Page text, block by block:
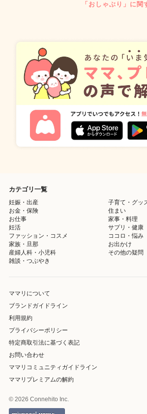
「おしゃぶり」に
カテゴリ一覧
妊娠・出産
子育て・グッ
お金・保険
住まい
お仕事
家事・料理
妊活
サプリ・健康
ファッション・コスメ
ココロ・悩み
家族・旦那
お出かけ
産婦人科・小児科
その他の疑問
雑談・つぶやき
ママリについて
ブランドガイドライン
利用規約
プライバシーポリシー
特定商取引法に基づく表記
お問い合わせ
ママリコミュニティガイドライン
ママリプレミアムの解約
© 2026 Connehito Inc.